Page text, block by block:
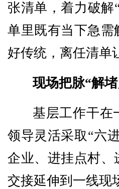
张清单，着力破解
单里既有当下急
好传统，离任清单
现场把脉“解
基层工作干在
领导灵活采取“六
企业、进挂点村
交接延伸到一线现